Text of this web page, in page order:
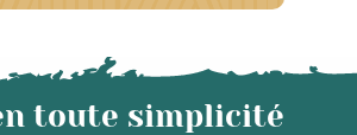
toute simplicité